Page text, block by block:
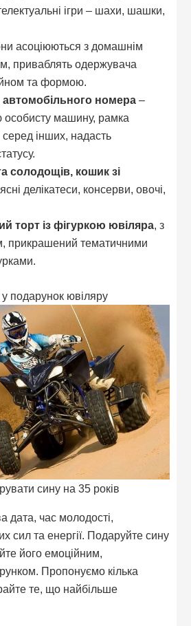
ігри – шахи, шашки,
асоціюються з домашнім
приваблять одержувача
та формою.
автомобільного номера –
машину, рамка
серед інших, надасть
солодощів, кошик зі
делікатеси, консерви, овочі,
торт із фігуркою ювіляра, з
прикрашений тематичними
у подарунок ювіляру
сину на 35 років
дата, час молодості,
сил та енергії. Подаруйте сину
його емоційним,
Пропонуємо кілька
те, що найбільше